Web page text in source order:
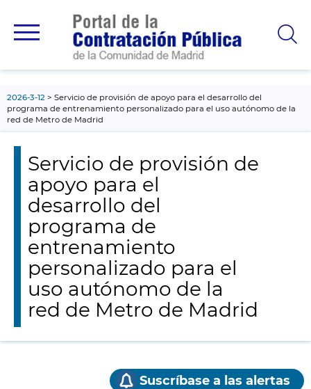
principal
2026-3-12
Servicio de provisión de apoyo para el desarrollo del
programa de entrenamiento personalizado para el uso autónomo de la
red de Metro de Madrid
Servicio de provisión de
apoyo para el
desarrollo del
programa de
entrenamiento
personalizado para el
uso autónomo de la
red de Metro de Madrid
Suscríbase a las alertas